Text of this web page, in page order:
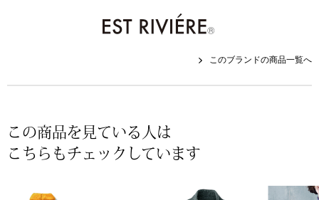
マフラー／ス
このブランドの商品一覧へ
この商品を見ている人は
こちらもチェックしています